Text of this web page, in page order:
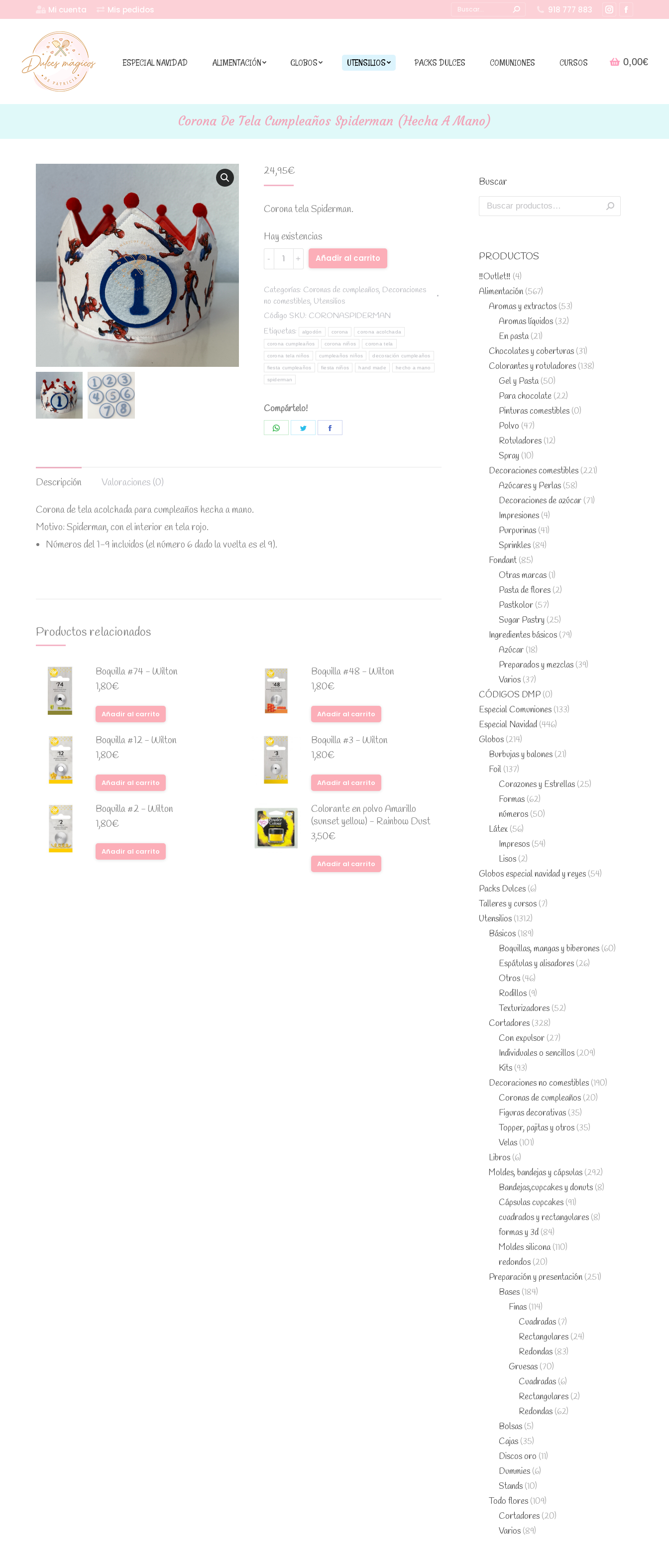
Mi cuenta Mis pedidos Buscar: 918 777 883
Instagram
in
Facebook
in
ESPECIAL NAVIDAD ALIMENTACIÓN GLOBOS UTENSILIOS PACKS DULCES COMUNIONES CURSOS 0,00€
Corona De Tela Cumpleaños Spiderman (Hecha A Mano)
24,95€
Corona tela Spiderman.
Hay existencias
Corona
de
cumpleaños
Spiderman
(Hecha
a
mano)
quantity
Añadir al carrito Alternative:
Categorías: Coronas de cumpleaños, Decoraciones
no comestibles, Utensilios
Código SKU: CORONASPIDERMAN
Etiquetas:
algodón corona corona acolchada
corona cumpleaños corona niños corona tela
corona tela niños cumpleaños niños decoración cumpleaños
fiesta cumpleaños fiesta niños hand made hecho a mano
spiderman
Compártelo!
Share
Share
Descripción Valoraciones (0)
Corona de tela acolchada para cumpleaños hecha a mano.
Motivo: Spiderman, con el interior en tela rojo.
Números del 1-9 incluidos (el número 6 dado la vuelta es el 9).
Productos relacionados
Boquilla #74 - Wilton
1,80€
Añadir al carrito
Boquilla #48 - Wilton
1,80€
Añadir al carrito
Boquilla #12 - Wilton
1,80€
Añadir al carrito
Boquilla #3 - Wilton
1,80€
Añadir al carrito
Boquilla #2 - Wilton
1,80€
Añadir al carrito
Colorante en polvo Amarillo
(sunset yellow) - Rainbow Dust
3,50€
Añadir al carrito
Buscar
PRODUCTOS
‼️Outlet‼️ (4)
Alimentación (567)
Aromas y extractos (53)
Aromas líquidos (32)
En pasta (21)
Chocolates y coberturas (31)
Colorantes y rotuladores (138)
Gel y Pasta (50)
Para chocolate (22)
Pinturas comestibles (0)
Polvo (47)
Rotuladores (12)
Spray (10)
Decoraciones comestibles (221)
Azúcares y Perlas (58)
Decoraciones de azúcar (71)
Impresiones (4)
Purpurinas (41)
Sprinkles (84)
Fondant (85)
Otras marcas (1)
Pasta de flores (2)
Pastkolor (57)
Sugar Pastry (25)
Ingredientes básicos (79)
Azúcar (18)
Preparados y mezclas (39)
Varios (37)
CÓDIGOS DMP (0)
Especial Comuniones (133)
Especial Navidad (446)
Globos (214)
Burbujas y balones (21)
Foil (137)
Corazones y Estrellas (25)
Formas (62)
números (50)
Látex (56)
Impresos (54)
Lisos (2)
Globos especial navidad y reyes (54)
Packs Dulces (6)
Talleres y cursos (7)
Utensilios (1312)
Básicos (189)
Boquillas, mangas y biberones (60)
Espátulas y alisadores (26)
Otros (46)
Rodillos (9)
Texturizadores (52)
Cortadores (328)
Con expulsor (27)
Individuales o sencillos (209)
Kits (93)
Decoraciones no comestibles (190)
Coronas de cumpleaños (20)
Figuras decorativas (35)
Topper, pajitas y otros (35)
Velas (101)
Libros (6)
Moldes, bandejas y cápsulas (292)
Bandejas,cupcakes y donuts (8)
Cápsulas cupcakes (91)
cuadrados y rectangulares (8)
formas y 3d (84)
Moldes silicona (110)
redondos (20)
Preparación y presentación (251)
Bases (184)
Finas (114)
Cuadradas (7)
Rectangulares (24)
Redondas (83)
Gruesas (70)
Cuadradas (6)
Rectangulares (2)
Redondas (62)
Bolsas (5)
Cajas (35)
Discos oro (11)
Dummies (6)
Stands (10)
Todo flores (109)
Cortadores (20)
Varios (89)